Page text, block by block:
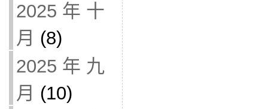
2025 年 十
月 (8)
2025 年 九
月 (10)